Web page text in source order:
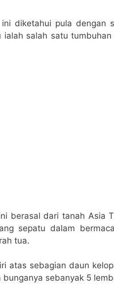
ini diketahui pula dengan
ialah salah satu
berasal dari tanah Asia
sepatu dalam
tua.
atas sebagian daun
sebanyak 5